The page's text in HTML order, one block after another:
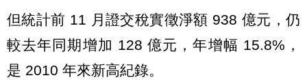
但統計前 11 月證交稅實徵淨額 938 億元，仍
較去年同期增加 128 億元，年增幅 15.8%，
是 2010 年來新高紀錄。